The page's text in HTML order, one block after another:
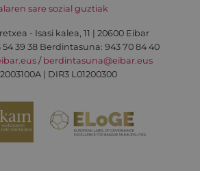
sare sozial guztiak
- Isasi kalea, 11 | 20600 Eibar
39 38 Berdintasuna: 943 70 84 40
/ berdintasuna@eibar.eus
| DIR3 L01200300